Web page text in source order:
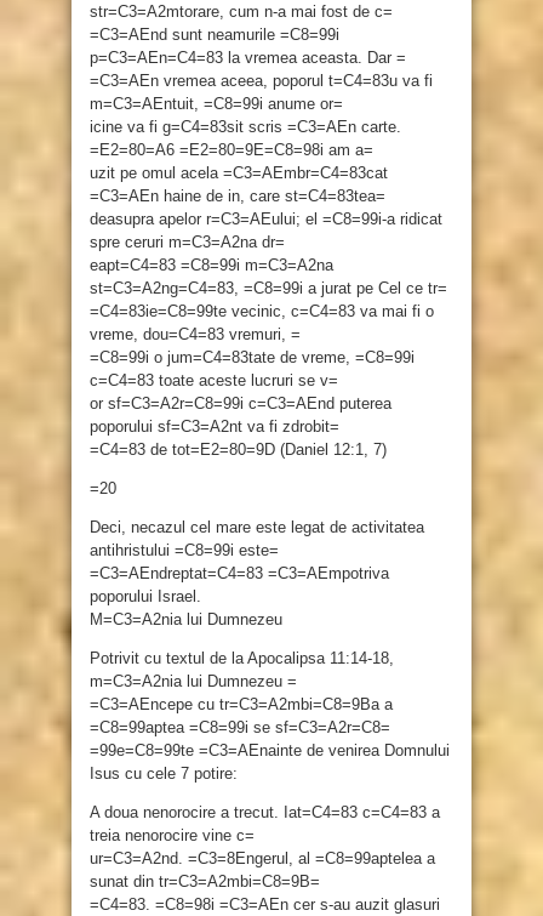
str=C3=A2mtorare, cum n-a mai fost de c=
=C3=AEnd sunt neamurile =C8=99i
p=C3=AEn=C4=83 la vremea aceasta. Dar =
=C3=AEn vremea aceea, poporul t=C4=83u va fi
m=C3=AEntuit, =C8=99i anume or=
icine va fi g=C4=83sit scris =C3=AEn carte.
=E2=80=A6 =E2=80=9E=C8=98i am a=
uzit pe omul acela =C3=AEmbr=C4=83cat
=C3=AEn haine de in, care st=C4=83tea=
deasupra apelor r=C3=AEului; el =C8=99i-a ridicat
spre ceruri m=C3=A2na dr=
eapt=C4=83 =C8=99i m=C3=A2na
st=C3=A2ng=C4=83, =C8=99i a jurat pe Cel ce tr=
=C4=83ie=C8=99te vecinic, c=C4=83 va mai fi o
vreme, dou=C4=83 vremuri, =
=C8=99i o jum=C4=83tate de vreme, =C8=99i
c=C4=83 toate aceste lucruri se v=
or sf=C3=A2r=C8=99i c=C3=AEnd puterea
poporului sf=C3=A2nt va fi zdrobit=
=C4=83 de tot=E2=80=9D (Daniel 12:1, 7)
=20
Deci, necazul cel mare este legat de activitatea
antihristului =C8=99i este=
=C3=AEndreptat=C4=83 =C3=AEmpotriva
poporului Israel.
M=C3=A2nia lui Dumnezeu
Potrivit cu textul de la Apocalipsa 11:14-18,
m=C3=A2nia lui Dumnezeu =
=C3=AEncepe cu tr=C3=A2mbi=C8=9Ba a
=C8=99aptea =C8=99i se sf=C3=A2r=C8=
=99e=C8=99te =C3=AEnainte de venirea Domnului
Isus cu cele 7 potire:
A doua nenorocire a trecut. Iat=C4=83 c=C4=83 a
treia nenorocire vine c=
ur=C3=A2nd. =C3=8Engerul, al =C8=99aptelea a
sunat din tr=C3=A2mbi=C8=9B=
=C4=83. =C8=98i =C3=AEn cer s-au auzit glasuri